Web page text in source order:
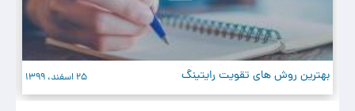
بهترین روش های تقویت رایتینگ 25 اسفند، 1399